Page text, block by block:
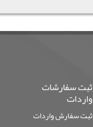
ثبت سفارشات
واردات
ثبت سفارش واردات